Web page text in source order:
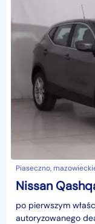
Piaseczno,
po pierwszym
autoryzowanego dealera w Polsce,